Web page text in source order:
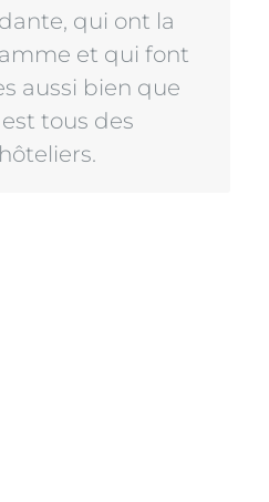
et qui font
aussi bien que
tous des